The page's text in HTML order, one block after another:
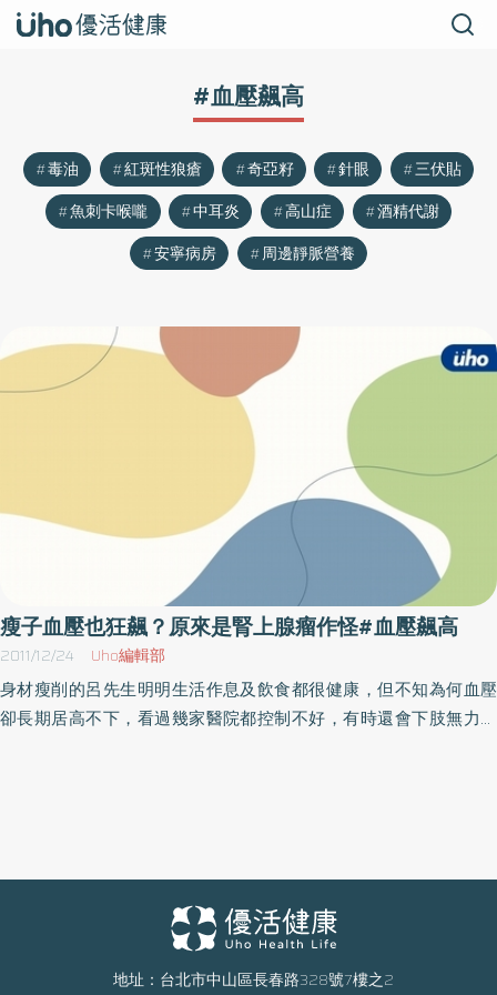
#血壓飆高
毒油 紅斑性狼瘡 奇亞籽 針眼
三伏貼
魚刺卡喉嚨
中耳炎 高山症
酒精代謝
安寧病房
周邊靜脈營養
瘦子血壓也狂飆？原來是腎上腺瘤作怪#血壓飆高
2011/12/24 Uho編輯部
身材瘦削的呂先生明明生活作息及飲食都很健康，但不知為何血壓
卻長期居高不下，看過幾家醫院都控制不好，有時還會下肢無力。
身高165，體重60公斤出頭，是大家眼中公認的瘦子，原本身體十
分健康的他從兩年前卻開始出現高血壓的問題，收縮壓與舒張壓常
常飆高到180及100。呂先生跑了很多醫院，甚至服用了三種血壓
地址：台北市中山區長春路328號7樓之2